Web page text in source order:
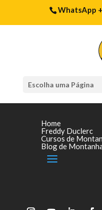
WhatsApp
Escolha uma Página
Home
Freddy Duclerc
Cursos de
Blog de